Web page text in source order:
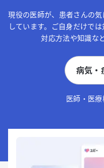
現役の医師が、患者さんの
しています。ご自身だけで
対応方法や知識な
病気・
医師・医